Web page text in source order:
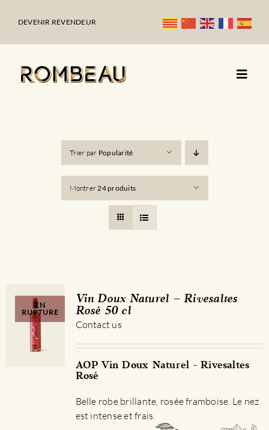
DEVENIR REVENDEUR
Trier par Popularité
Montrer24 produits
EN
RUPTURE
Vin Doux Naturel – Rivesaltes
Rosé 50 cl
Contact us
AOP Vin Doux Naturel - Rivesaltes
Rosé
Belle robe brillante, rosée framboise. Le nez
est intense et frais.